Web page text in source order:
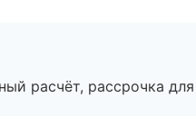
расчёт, рассрочка